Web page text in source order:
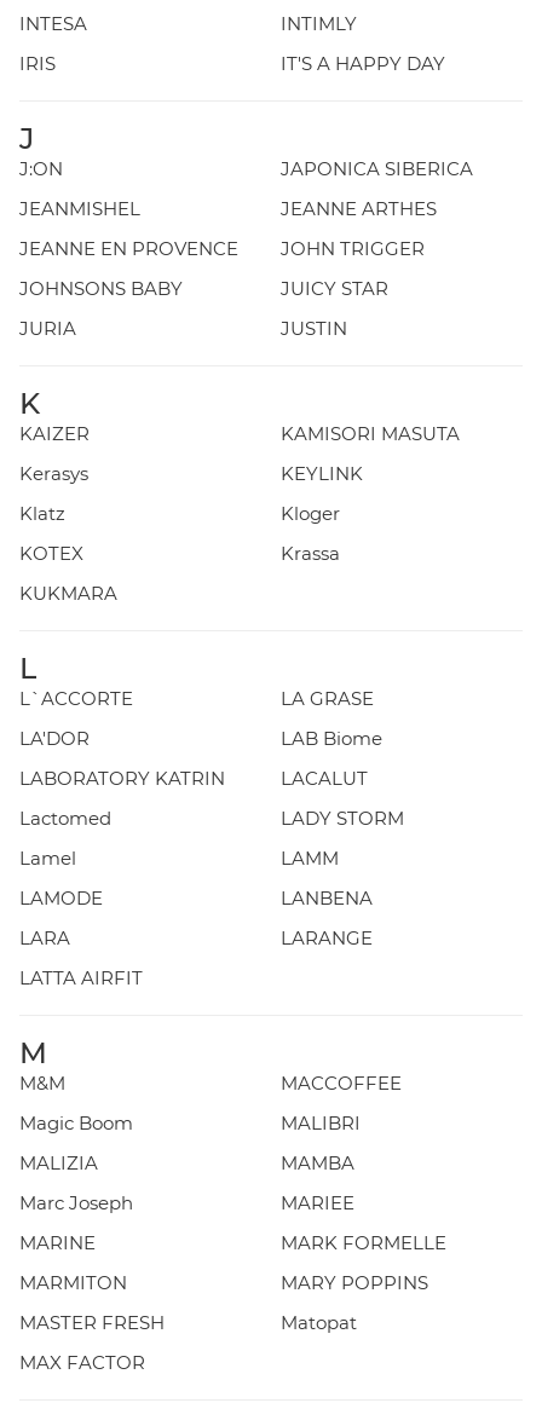
INTESA
INTIMLY
IRIS
IT'S A HAPPY DAY
J
J:ON
JAPONICA SIBERICA
JEANMISHEL
JEANNE ARTHES
JEANNE EN PROVENCE
JOHN TRIGGER
JOHNSONS BABY
JUICY STAR
JURIA
JUSTIN
K
KAIZER
KAMISORI MASUTA
Kerasys
KEYLINK
Klatz
Kloger
KOTEX
Krassa
KUKMARA
L
L`ACCORTE
LA GRASE
LA'DOR
LAB Biome
LABORATORY KATRIN
LACALUT
Lactomed
LADY STORM
Lamel
LAMM
LAMODE
LANBENA
LARA
LARANGE
LATTA AIRFIT
M
M&M
MACCOFFEE
Magic Boom
MALIBRI
MALIZIA
MAMBA
Marc Joseph
MARIEE
MARINE
MARK FORMELLE
MARMITON
MARY POPPINS
MASTER FRESH
Matopat
MAX FACTOR